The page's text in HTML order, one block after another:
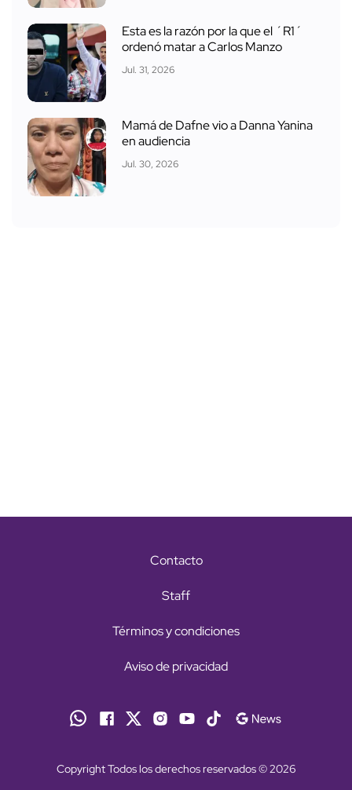
Esta es la razón por la que el ´R1´
ordenó matar a Carlos Manzo
Jul. 31, 2026
Mamá de Dafne vio a Danna Yanina
en audiencia
Jul. 30, 2026
Contacto
Staff
Términos y condiciones
Aviso de privacidad
Copyright Todos los derechos reservados © 2026